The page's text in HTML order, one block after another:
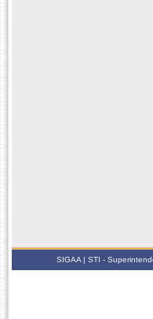
SIGAA | STI -